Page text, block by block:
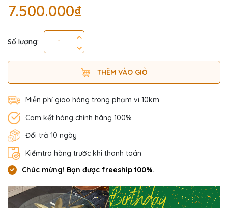
7.500.000₫
Số lượng:
THÊM VÀO GIỎ
Miễn phí giao hàng trong phạm vi 10km
Cam kết hàng chính hãng 100%
Đổi trả 10 ngày
Kiểmtra hàng trước khi thanh toán
Chúc mừng! Bạn được freeship 100%.